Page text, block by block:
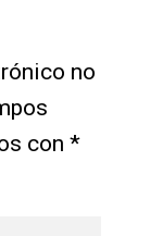
no
con *